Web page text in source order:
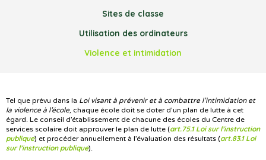
Sites de classe
Utilisation des ordinateurs
Violence et intimidation
Tel que prévu dans la Loi visant à prévenir et à combattre l’intimidation et
la violence à l’école, chaque école doit se doter d’un plan de lutte à cet
égard. Le conseil d’établissement de chacune des écoles du Centre de
services scolaire doit approuver le plan de lutte (art.75.1 Loi sur l’instruction
publique) et procéder annuellement à l’évaluation des résultats (art.83.1 Loi
sur l’instruction publique).